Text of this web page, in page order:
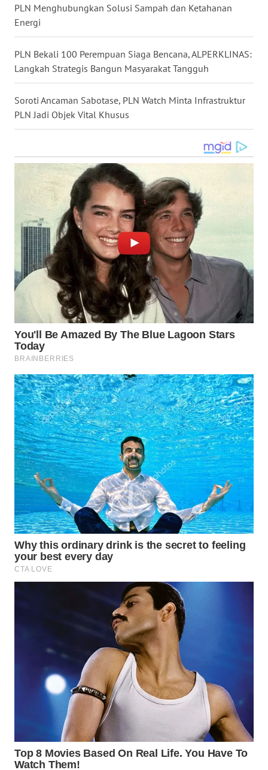
PLN Menghubungkan Solusi Sampah dan Ketahanan
Energi
PLN Bekali 100 Perempuan Siaga Bencana, ALPERKLINAS:
Langkah Strategis Bangun Masyarakat Tangguh
Soroti Ancaman Sabotase, PLN Watch Minta Infrastruktur
PLN Jadi Objek Vital Khusus
WN
DAIRI
WN
DANAU
TOBA
WN
WN
LANGKAT
TAPANULI
SELATAN
WN
TANJUNG
LESUNG
WN
WN
SIMALUNGUN
WN
LABUHANBATU
WN
TAPANULI
TENGAH
WN DELI
SERDANG
WN
TEBING
TINGGI
WN
WN
BOGOR